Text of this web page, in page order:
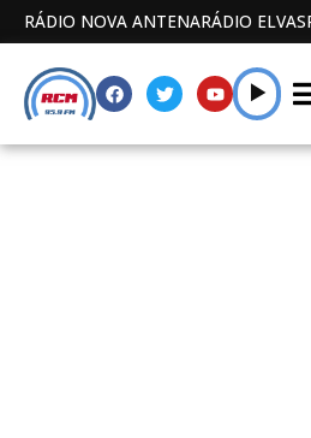
RÁDIO NOVA ANTENARÁDIO ELVAS